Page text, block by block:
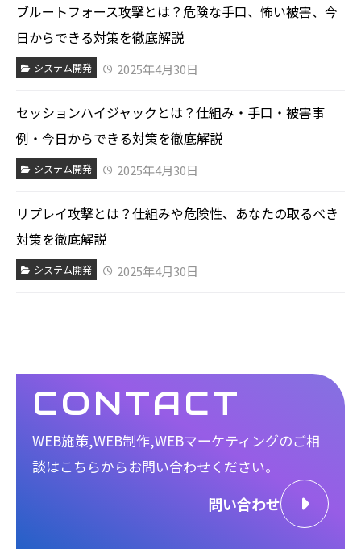
ブルートフォース攻撃とは？危険な手口、怖い被害、今
日からできる対策を徹底解説
システム開発 2025年4月30日
セッションハイジャックとは？仕組み・手口・被害事
例・今日からできる対策を徹底解説
システム開発 2025年4月30日
リプレイ攻撃とは？仕組みや危険性、あなたの取るべき
対策を徹底解説
システム開発 2025年4月30日
CONTACT
WEB施策,WEB制作,WEBマーケティングのご相
談はこちらからお問い合わせください。
問い合わせ